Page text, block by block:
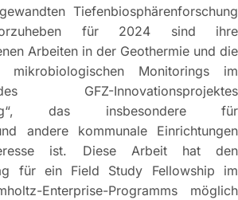
Tiefenbiosphärenforschung
für 2024 sind ihre
Arbeiten in der Geothermie und die
mikrobiologischen Monitorings im
Innovationsprojektes
das insbesondere für
andere kommunale Einrichtungen
ist. Diese Arbeit hat den
für ein Field Study Fellowship im
Enterprise-Programms möglich